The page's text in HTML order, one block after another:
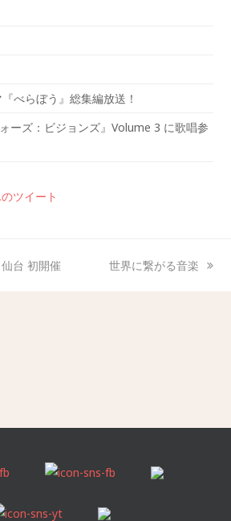
べらぼう』総集編放送！
ーズ：ビジョンズ』Volume 3 に歌唱参
ツイート
台 初開催 世界に繋がる音楽